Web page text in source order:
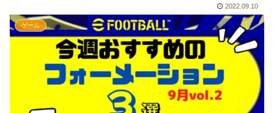
2022.09.10
ゲーム